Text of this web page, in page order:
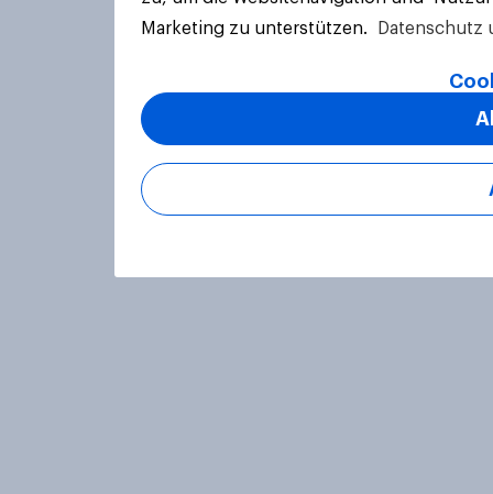
Marketing zu unterstützen.
Datenschutz